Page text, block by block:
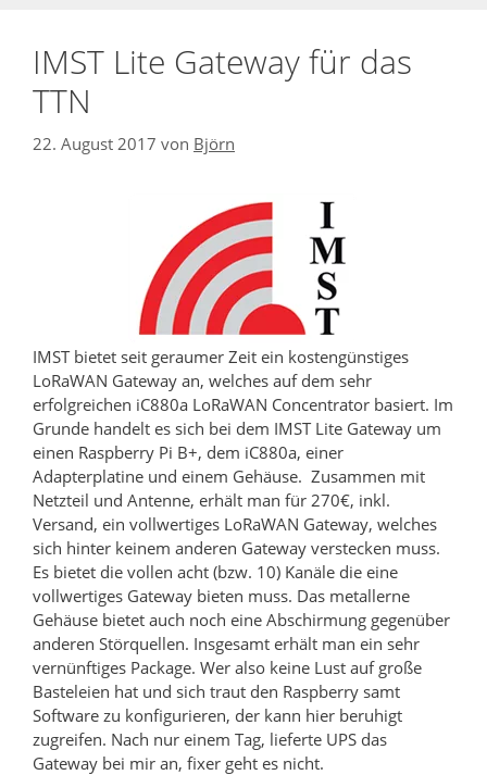
IMST Lite Gateway für das
TTN
22. August 2017 von Björn
IMST bietet seit geraumer Zeit ein kostengünstiges
LoRaWAN Gateway an, welches auf dem sehr
erfolgreichen iC880a LoRaWAN Concentrator basiert. Im
Grunde handelt es sich bei dem IMST Lite Gateway um
einen Raspberry Pi B+, dem iC880a, einer
Adapterplatine und einem Gehäuse. Zusammen mit
Netzteil und Antenne, erhält man für 270€, inkl.
Versand, ein vollwertiges LoRaWAN Gateway, welches
sich hinter keinem anderen Gateway verstecken muss.
Es bietet die vollen acht (bzw. 10) Kanäle die eine
vollwertiges Gateway bieten muss. Das metallerne
Gehäuse bietet auch noch eine Abschirmung gegenüber
anderen Störquellen. Insgesamt erhält man ein sehr
vernünftiges Package. Wer also keine Lust auf große
Basteleien hat und sich traut den Raspberry samt
Software zu konfigurieren, der kann hier beruhigt
zugreifen. Nach nur einem Tag, lieferte UPS das
Gateway bei mir an, fixer geht es nicht.